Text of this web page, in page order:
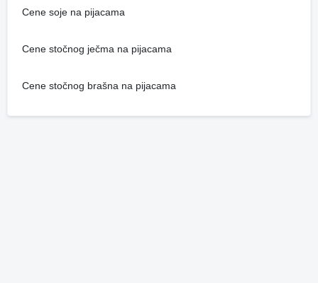
Cene soje na pijacama
Cene stočnog ječma na pijacama
Cene stočnog brašna na pijacama